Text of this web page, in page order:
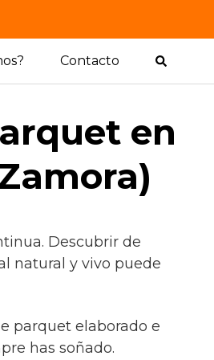
Contacto
en
Descubrir de
natural y vivo puede
parquet elaborado e
has soñado.